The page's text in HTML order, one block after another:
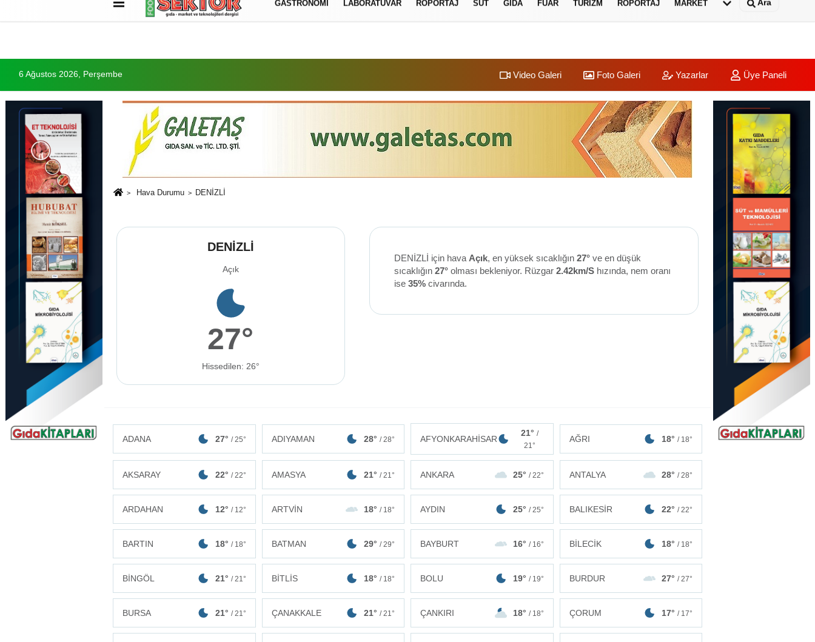
İletişim Çerez Politikası
GASTRONOMI LABORATUVAR RÖPORTAJ SÜT GIDA FUAR TURIZM RÖPORTAJ MARKET Ara
6 Ağustos 2026, Perşembe Video Galeri Foto Galeri Yazarlar Üye Paneli
Hava Durumu DENİZLİ
DENİZLİ
Açık
27°
Hissedilen: 26°
DENİZLİ için hava Açık, en yüksek sıcaklığın 27°ve en düşük
sıcaklığın 27°olması bekleniyor. Rüzgar 2.42km/Shızında, nem oranı
ise 35%civarında.
ADANA 27° / 25° ADIYAMAN 28° / 28° AFYONKARAHİSAR
21° /
21°
AĞRI 18° / 18°
AKSARAY 22° / 22° AMASYA 21° / 21° ANKARA 25° / 22° ANTALYA 28° / 28°
ARDAHAN 12° / 12° ARTVİN 18° / 18° AYDIN 25° / 25° BALIKESİR 22° / 22°
BARTIN 18° / 18° BATMAN 29° / 29° BAYBURT 16° / 16° BİLECİK 18° / 18°
BİNGÖL 21° / 21° BİTLİS 18° / 18° BOLU 19° / 19° BURDUR 27° / 27°
BURSA 21° / 21° ÇANAKKALE 21° / 21° ÇANKIRI 18° / 18° ÇORUM 17° / 17°